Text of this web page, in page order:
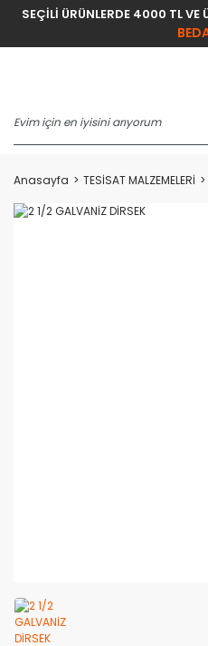
SEÇİLİ ÜRÜNLERDE 4000 TL VE
Anasayfa TESİSAT MALZEMELERİ